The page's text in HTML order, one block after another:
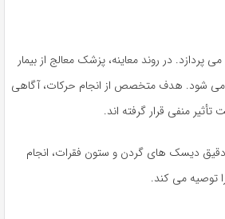
در روند معاینه، پزشک معالج از بیمار
می شود. هدف متخصص از انجام حرکات، آگاهی
منفی قرار گرفته اند.
دیسک های گردن و ستون فقرات، انجام
توصیه می کند.